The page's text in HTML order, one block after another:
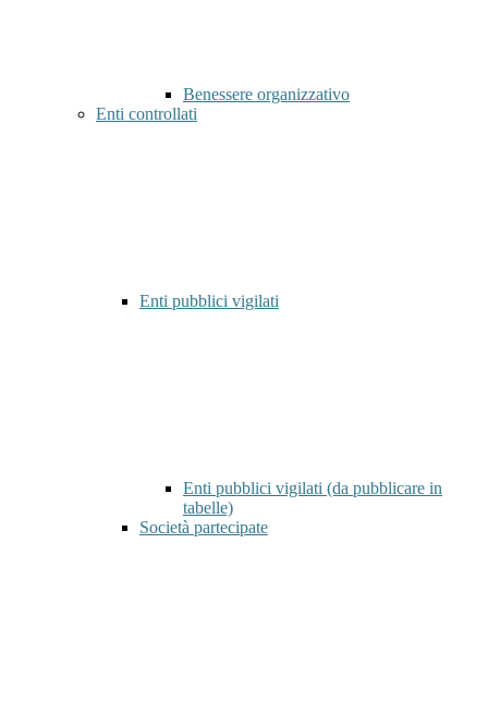
Benessere organizzativo
Enti controllati
Enti pubblici vigilati
Enti pubblici vigilati (da pubblicare in
tabelle)
Società partecipate